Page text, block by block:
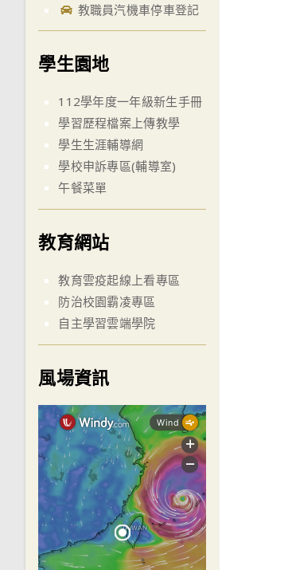
教職員汽機車停車登記
學生園地
112學年度一年級新生手冊
學習歷程檔案上傳教學
學生生涯輔導網
學校申訴專區(輔導室)
午餐菜單
教育網站
教育雲疫起線上看專區
防治校園霸凌專區
自主學習雲端學院
風場資訊